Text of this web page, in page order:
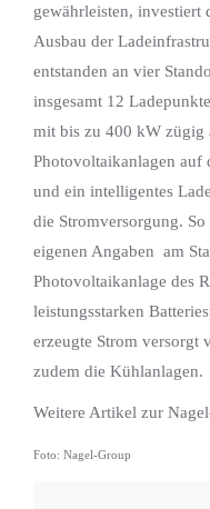
gewährleisten, investiert
Ausbau der
entstanden an vier
insgesamt 12
mit bis zu 400 kW zügig
Photovoltaikanlagen auf
und ein intelligentes
die Stromversorgung.
eigenen Angaben am
Photovoltaikanlage des
leistungsstarken
erzeugte Strom versorgt
zudem die Kühlanlagen.
Weitere Artikel zur
Foto: Nagel-Group